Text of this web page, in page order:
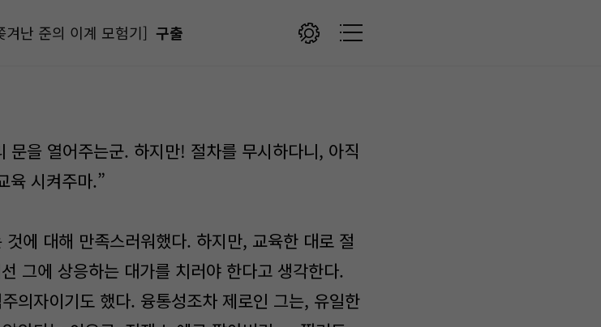
겨난 준의 이계 모험기] 구출
을 열어주는군. 하지만! 절차를 무시하다니, 아직
육 시켜주마.”
에 대해 만족스러워했다. 하지만, 교육한 대로 절
그에 상응하는 대가를 치러야 한다고 생각한다.
의자이기도 했다. 융통성조차 제로인 그는, 유일한